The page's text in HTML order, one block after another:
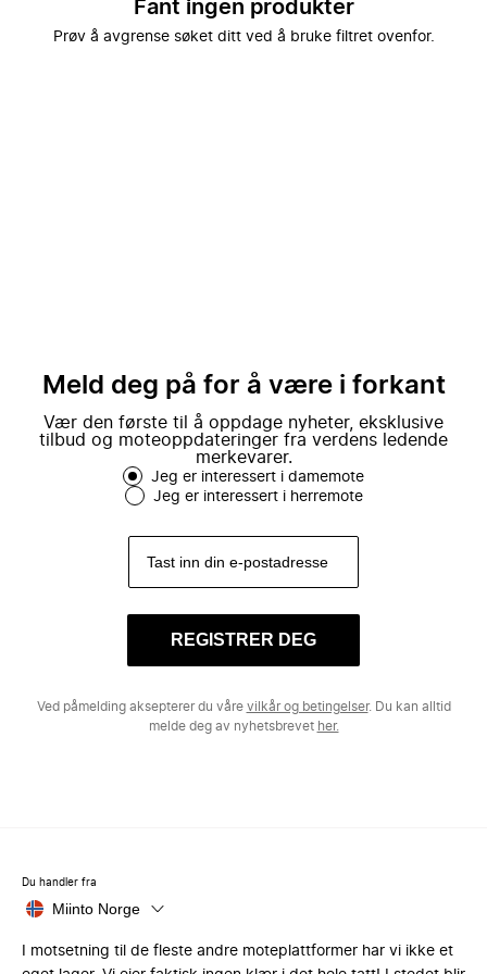
Fant ingen produkter
Prøv å avgrense søket ditt ved å bruke filtret ovenfor.
Meld deg på for å være i forkant
Vær den første til å oppdage nyheter, eksklusive
tilbud og moteoppdateringer fra verdens ledende
merkevarer.
Jeg er interessert i damemote
Jeg er interessert i herremote
REGISTRER DEG
Ved påmelding aksepterer du våre vilkår og betingelser. Du kan alltid
melde deg av nyhetsbrevet her.
Du handler fra
Miinto Norge
I motsetning til de fleste andre moteplattformer har vi ikke et